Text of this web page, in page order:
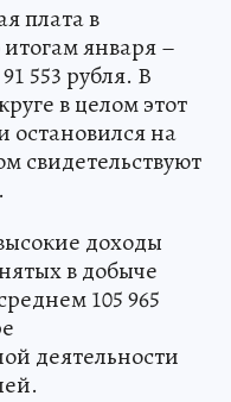
плата в
января –
553 рубля. В
в целом этот
остановился на
свидетельствуют
доходы
в добыче
105 965
деятельности